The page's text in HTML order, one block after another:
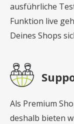
ausführliche
Funktion live
Deines Shops
Als Premium
deshalb bieten